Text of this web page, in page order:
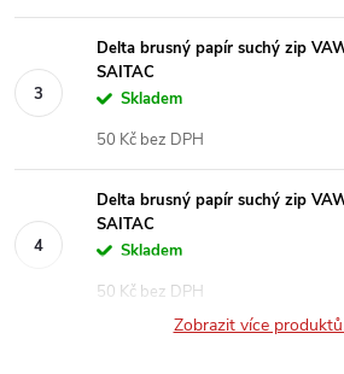
Delta brusný papír suchý zip
SAITAC
Skladem
50 Kč bez DPH
Delta brusný papír suchý zip
SAITAC
Skladem
50 Kč bez DPH
Zobrazit více produktů